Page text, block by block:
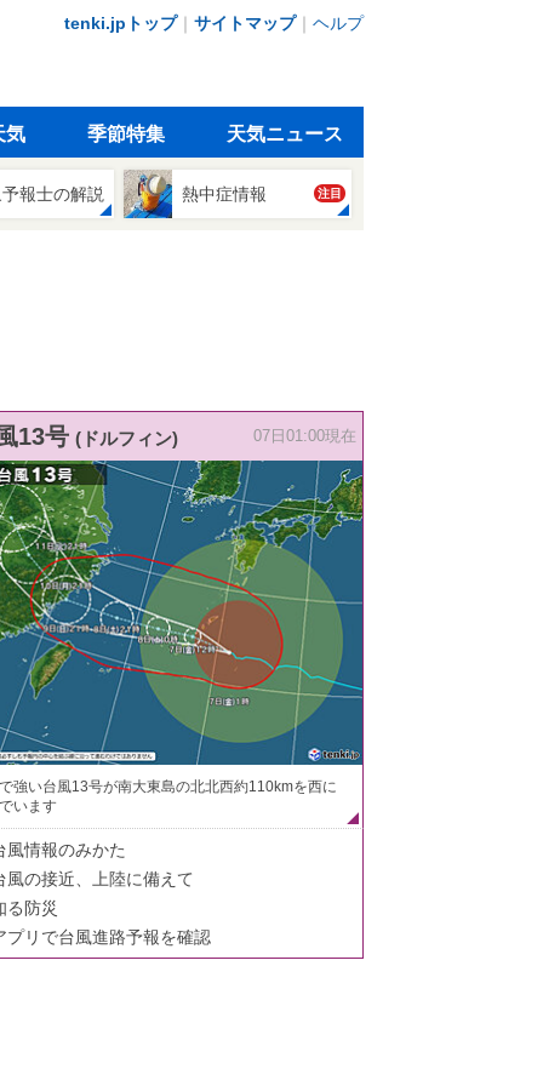
tenki.jpトップ｜ サイトマップ｜ ヘルプ
気 季節特集 天気ニュース
報士の解説 熱中症情報 注目
13号 (ドルフィン) 07日01:00現在
強い台風13号が南大東島の北北西約110kmを西に
います
風情報のみかた
風の接近、上陸に備えて
る防災
プリで台風進路予報を確認